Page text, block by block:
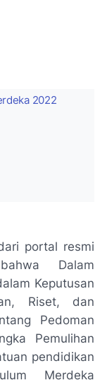
2022
portal resmi
bahwa Dalam
Keputusan
Riset, dan
Pedoman
Pemulihan
pendidikan
Merdeka